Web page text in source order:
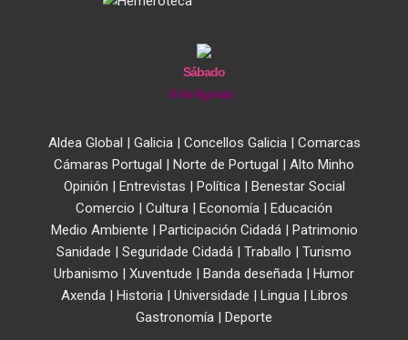
Sábado
8 de Agosto
Aldea Global | Galicia| Concellos Galicia| Comarcas
Cámaras Portugal | Norte de Portugal | Alto Minho
Opinión | Entrevistas | Política| Benestar Social
Comercio | Cultura | Economía | Educación
Medio Ambiente | Participación Cidadá| Patrimonio
Sanidade | Seguridade Cidadá | Traballo | Turismo
Urbanismo | Xuventude | Banda deseñada | Humor
Axenda| Historia| Universidade | Lingua| Libros
Gastronomía | Deporte